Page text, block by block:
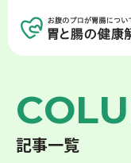
胃の健康
COLU
記事一覧